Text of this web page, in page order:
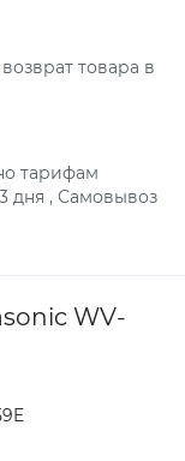
товара в
тарифам
дня , Самовывоз
WV-